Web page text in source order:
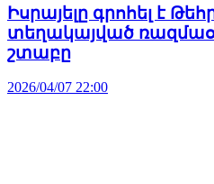
Իսրայելը գրոհել է
տեղակայված
շտաբը
2026/04/07 22:00